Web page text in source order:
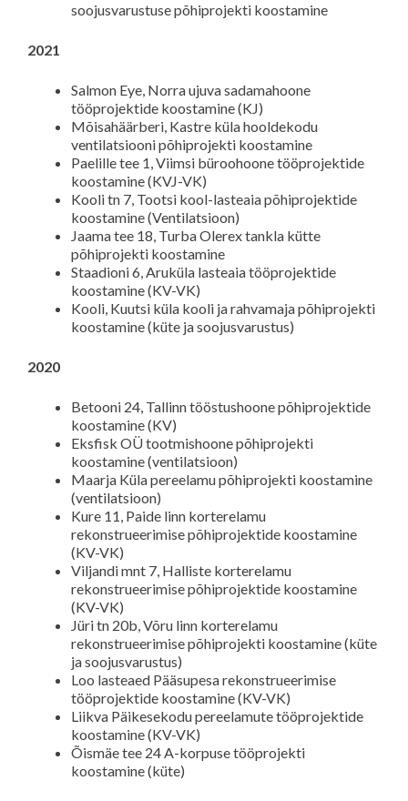
soojusvarustuse põhiprojekti koostamine
2021
Salmon Eye, Norra ujuva sadamahoone
tööprojektide koostamine (KJ)
Mõisahäärberi, Kastre küla hooldekodu
ventilatsiooni põhiprojekti koostamine
Paelille tee 1, Viimsi büroohoone tööprojektide
koostamine (KVJ-VK)
Kooli tn 7, Tootsi kool-lasteaia põhiprojektide
koostamine (Ventilatsioon)
Jaama tee 18, Turba Olerex tankla kütte
põhiprojekti koostamine
Staadioni 6, Aruküla lasteaia tööprojektide
koostamine (KV-VK)
Kooli, Kuutsi küla kooli ja rahvamaja põhiprojekti
koostamine (küte ja soojusvarustus)
2020
Betooni 24, Tallinn tööstushoone põhiprojektide
koostamine (KV)
Eksfisk OÜ tootmishoone põhiprojekti
koostamine (ventilatsioon)
Maarja Küla pereelamu põhiprojekti koostamine
(ventilatsioon)
Kure 11, Paide linn korterelamu
rekonstrueerimise põhiprojektide koostamine
(KV-VK)
Viljandi mnt 7, Halliste korterelamu
rekonstrueerimise põhiprojektide koostamine
(KV-VK)
Jüri tn 20b, Võru linn korterelamu
rekonstrueerimise põhiprojekti koostamine (küte
ja soojusvarustus)
Loo lasteaed Pääsupesa rekonstrueerimise
tööprojektide koostamine (KV-VK)
Liikva Päikesekodu pereelamute tööprojektide
koostamine (KV-VK)
Õismäe tee 24 A-korpuse tööprojekti
koostamine (küte)